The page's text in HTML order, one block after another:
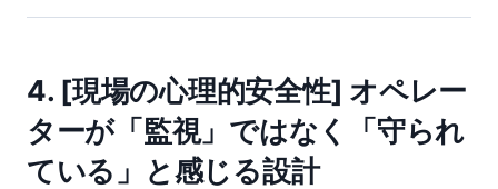
4. [現場の心理的安全性] オペレー
ターが「監視」ではなく「守られ
ている」と感じる設計